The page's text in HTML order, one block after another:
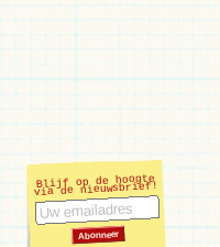
Blijf op de hoogte
via de nieuwsbrief!